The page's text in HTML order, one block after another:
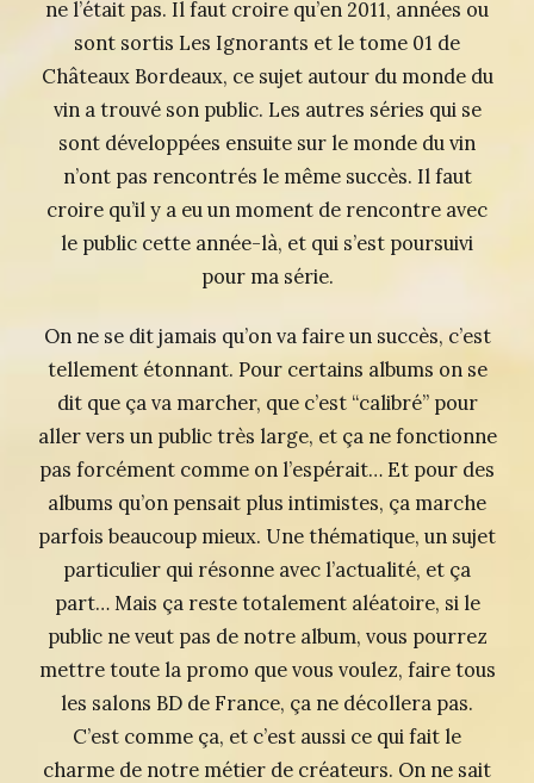
ne l’était pas. Il faut croire qu’en 2011, années ou
sont sortis Les Ignorants et le tome 01 de
Châteaux Bordeaux, ce sujet autour du monde du
vin a trouvé son public. Les autres séries qui se
sont développées ensuite sur le monde du vin
n’ont pas rencontrés le même succès. Il faut
croire qu’il y a eu un moment de rencontre avec
le public cette année-là, et qui s’est poursuivi
pour ma série.
On ne se dit jamais qu’on va faire un succès, c’est
tellement étonnant. Pour certains albums on se
dit que ça va marcher, que c’est “calibré” pour
aller vers un public très large, et ça ne fonctionne
pas forcément comme on l’espérait… Et pour des
albums qu’on pensait plus intimistes, ça marche
parfois beaucoup mieux. Une thématique, un sujet
particulier qui résonne avec l’actualité, et ça
part… Mais ça reste totalement aléatoire, si le
public ne veut pas de notre album, vous pourrez
mettre toute la promo que vous voulez, faire tous
les salons BD de France, ça ne décollera pas.
C’est comme ça, et c’est aussi ce qui fait le
charme de notre métier de créateurs. On ne sait